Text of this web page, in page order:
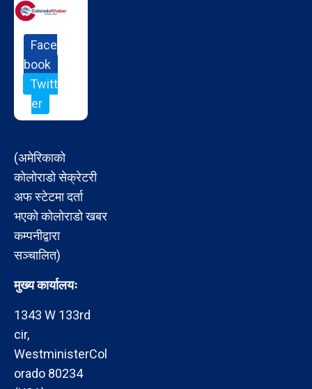
Face
book
Twitt
er
(अमेरिकाको
कोलोराडो सेक्रेटरी
अफ स्टेटमा दर्ता
भएको कोलोराडो खबर
कम्पनीद्वारा
सञ्चालित)
मुख्य कार्यालयः
1343 W 133rd
cir,
WestministerCol
orado 80234